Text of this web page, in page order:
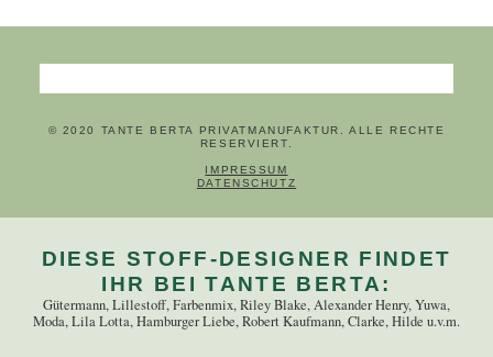
Suchbegriffe
© 2020 TANTE BERTA PRIVATMANUFAKTUR. ALLE RECHTE
RESERVIERT.
NAVIGATION ÜBERSPRINGEN
IMPRESSUM
DATENSCHUTZ
DIESE STOFF-DESIGNER FINDET
IHR BEI TANTE BERTA:
Gütermann, Lillestoff, Farbenmix, Riley Blake, Alexander Henry, Yuwa,
Moda, Lila Lotta, Hamburger Liebe, Robert Kaufmann, Clarke, Hilde u.v.m.